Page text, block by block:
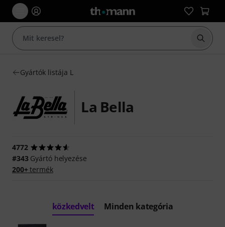
Gyártók listája L
La Bella
4772
#343Gyártó helyezése
200+termék
közkedvelt Minden kategória